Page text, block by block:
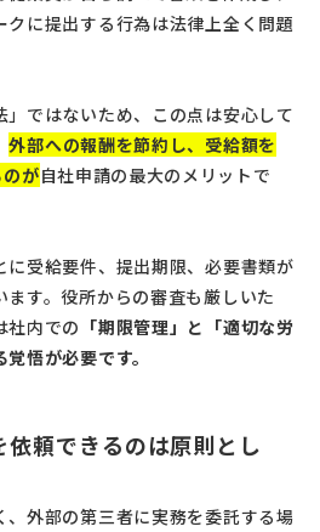
に提出する行為は法律上全く問題
」ではないため、この点は安心して
外部への報酬を節約し、受給額を
が自社申請の最大のメリットで
に受給要件、提出期限、必要書類が
す。役所からの審査も厳しいた
社内での 「期限管理」と「適切な労
悟が必要です。
頼できるのは原則とし
、外部の第三者に実務を委託する場